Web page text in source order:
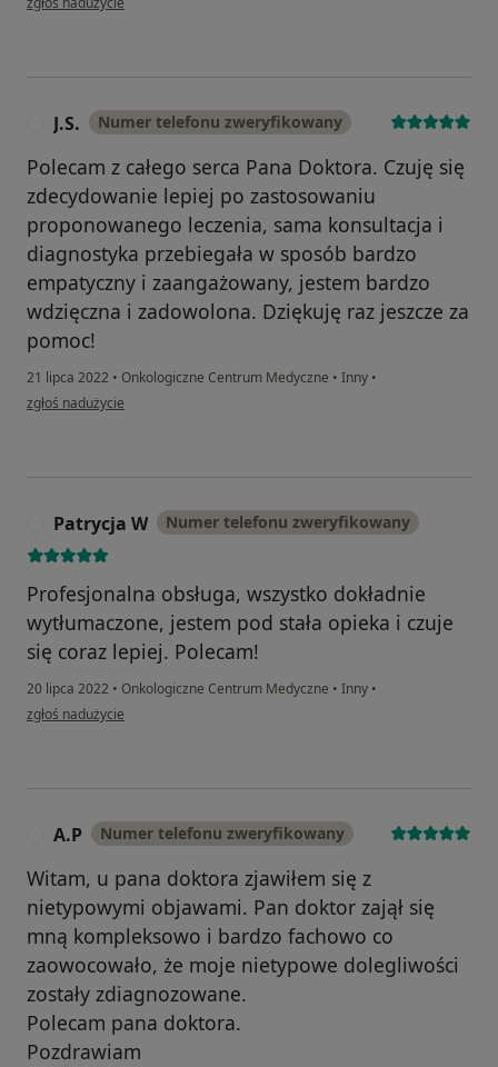
J.S. Numer telefonu zweryfikowany
Polecam z całego serca Pana Doktora. Czuję się
zdecydowanie lepiej po zastosowaniu
proponowanego leczenia, sama konsultacja i
diagnostyka przebiegała w sposób bardzo
empatyczny i zaangażowany, jestem bardzo
wdzięczna i zadowolona. Dziękuję raz jeszcze za
pomoc!
21 lipca 2022 • Onkologiczne Centrum Medyczne • Inny •
w opinii użytkownika J.S.
zgłoś nadużycie
Patrycja W Numer telefonu zweryfikowany
Profesjonalna obsługa, wszystko dokładnie
wytłumaczone, jestem pod stała opieka i czuje
się coraz lepiej. Polecam!
20 lipca 2022 • Onkologiczne Centrum Medyczne • Inny •
w opinii użytkownika Patrycja W
zgłoś nadużycie
A.P Numer telefonu zweryfikowany
Witam, u pana doktora zjawiłem się z
nietypowymi objawami. Pan doktor zajął się
mną kompleksowo i bardzo fachowo co
zaowocowało, że moje nietypowe dolegliwości
zostały zdiagnozowane.
Polecam pana doktora.
Pozdrawiam